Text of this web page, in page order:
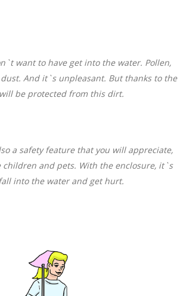
want to have get into the water. Pollen,
And it`s unpleasant. But thanks to the
be protected from this dirt.
a safety feature that you will appreciate,
children and pets. With the enclosure, it`s
into the water and get hurt.